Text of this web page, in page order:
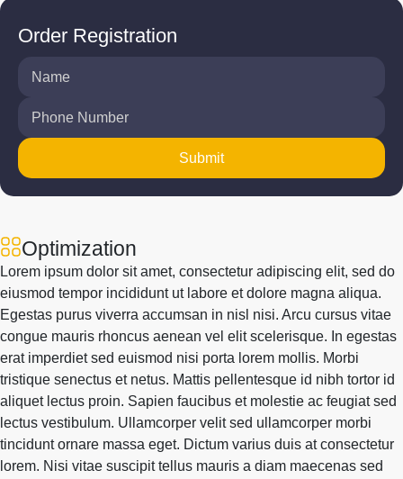
Order Registration
Optimization
Lorem ipsum dolor sit amet, consectetur adipiscing elit, sed do
eiusmod tempor incididunt ut labore et dolore magna aliqua.
Egestas purus viverra accumsan in nisl nisi. Arcu cursus vitae
congue mauris rhoncus aenean vel elit scelerisque. In egestas
erat imperdiet sed euismod nisi porta lorem mollis. Morbi
tristique senectus et netus. Mattis pellentesque id nibh tortor id
aliquet lectus proin. Sapien faucibus et molestie ac feugiat sed
lectus vestibulum. Ullamcorper velit sed ullamcorper morbi
tincidunt ornare massa eget. Dictum varius duis at consectetur
lorem. Nisi vitae suscipit tellus mauris a diam maecenas sed